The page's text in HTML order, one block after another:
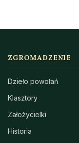
ZGROMADZENIE
Dzieło powołań
Klasztory
Założycielki
Historia